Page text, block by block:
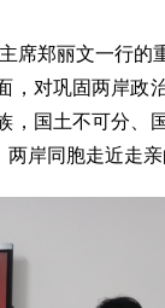
席郑丽文一行
对巩固两岸政
国土不可分、
岸同胞走近走亲